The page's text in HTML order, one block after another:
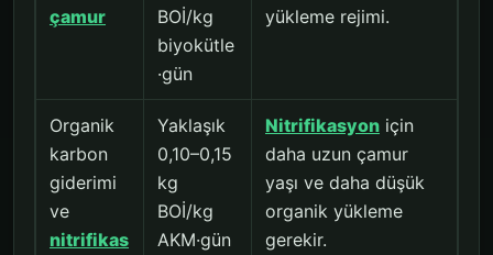
çamur
BOİ/kg
biyokütle
·gün
yükleme rejimi.
Organik
karbon
giderimi
ve
nitrifikas
Yaklaşık
0,10–0,15
kg
BOİ/kg
AKM·gün
Nitrifikasyon için
daha uzun çamur
yaşı ve daha düşük
organik yükleme
gerekir.